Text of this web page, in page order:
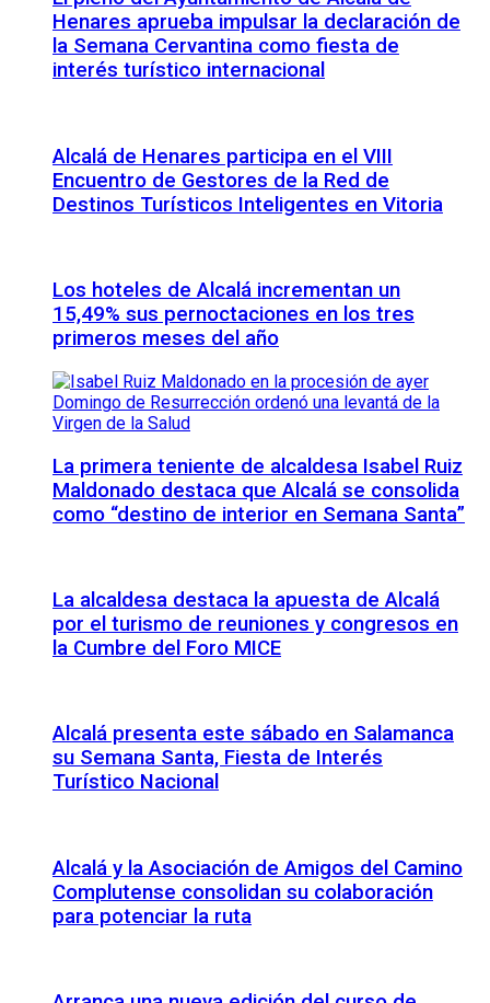
Henares aprueba impulsar la declaración de
la Semana Cervantina como fiesta de
interés turístico internacional
Alcalá de Henares participa en el VIII
Encuentro de Gestores de la Red de
Destinos Turísticos Inteligentes en Vitoria
Los hoteles de Alcalá incrementan un
15,49% sus pernoctaciones en los tres
primeros meses del año
La primera teniente de alcaldesa Isabel Ruiz
Maldonado destaca que Alcalá se consolida
como “destino de interior en Semana Santa”
La alcaldesa destaca la apuesta de Alcalá
por el turismo de reuniones y congresos en
la Cumbre del Foro MICE
Alcalá presenta este sábado en Salamanca
su Semana Santa, Fiesta de Interés
Turístico Nacional
Alcalá y la Asociación de Amigos del Camino
Complutense consolidan su colaboración
para potenciar la ruta